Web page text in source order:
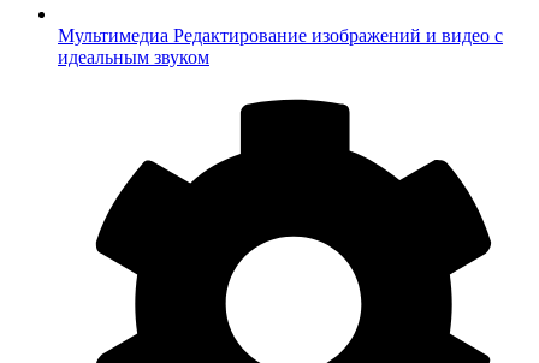
Мультимедиа Редактирование изображений и видео с
идеальным звуком